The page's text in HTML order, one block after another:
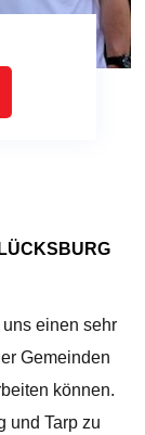
einen sehr
Gemeinden
können.
und Tarp zu